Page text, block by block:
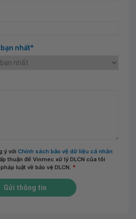
nhất*
ý với Chính sách bảo vệ dữ liệu cá nhân
thuận để Vinmec xử lý DLCN của tôi
luật về bảo vệ DLCN. *
Gửi thông tin